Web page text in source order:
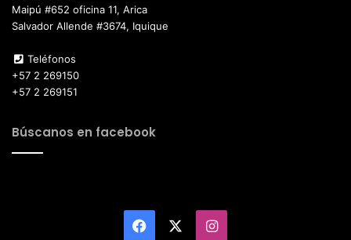
Maipú #652 oficina 11, Arica
Salvador Allende #3674, Iquique
Teléfonos
+57 2 269150
+57 2 269151
Búscanos en facebook
Facebook Instagram